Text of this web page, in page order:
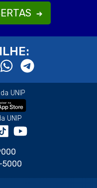
UNIP
UNIP
5000